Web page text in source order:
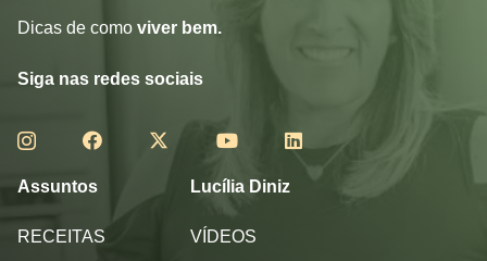
Dicas de como viver bem.
Siga nas redes sociais
Assuntos
RECEITAS
Lucília Diniz
VÍDEOS